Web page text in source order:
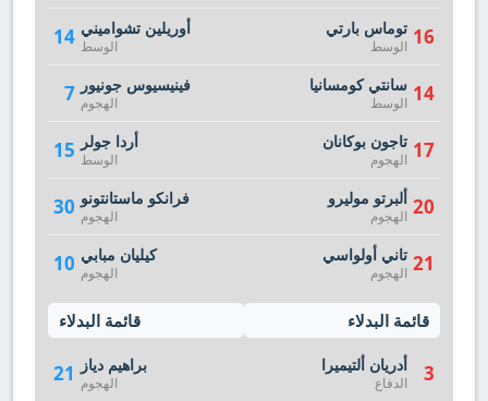
14 أوريلين تشواميني
الوسط
7 فينيسيوس جونيور
الهجوم
15 أردا جولر
الوسط
30 فرانكو ماستانتونو
الهجوم
10 كيليان مبابي
الهجوم
قائمة البدلاء
21 براهيم دياز
الهجوم
16 توماس بارتي
الوسط
14 سانتي كومسانيا
الوسط
17 تاجون بوكانان
الهجوم
20 ألبرتو موليرو
الهجوم
21 تاني أولواسي
الهجوم
قائمة البدلاء
3 أدريان ألتيميرا
الدفاع